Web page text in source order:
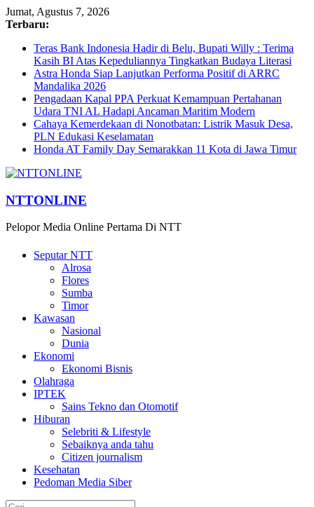
Jumat, Agustus 7, 2026
Terbaru:
Teras Bank Indonesia Hadir di Belu, Bupati Willy : Terima
Kasih BI Atas Kepeduliannya Tingkatkan Budaya Literasi
Astra Honda Siap Lanjutkan Performa Positif di ARRC
Mandalika 2026
Pengadaan Kapal PPA Perkuat Kemampuan Pertahanan
Udara TNI AL Hadapi Ancaman Maritim Modern
Cahaya Kemerdekaan di Nonotbatan: Listrik Masuk Desa,
PLN Edukasi Keselamatan
Honda AT Family Day Semarakkan 11 Kota di Jawa Timur
NTTONLINE
Pelopor Media Online Pertama Di NTT
Seputar NTT
Alrosa
Flores
Sumba
Timor
Kawasan
Nasional
Dunia
Ekonomi
Ekonomi Bisnis
Olahraga
IPTEK
Sains Tekno dan Otomotif
Hiburan
Selebriti & Lifestyle
Sebaiknya anda tahu
Citizen journalism
Kesehatan
Pedoman Media Siber